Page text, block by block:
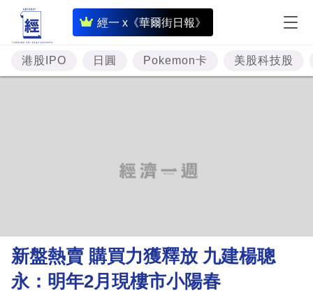
經一 x《華爾街日報》
即
時
財
經
理
財
商
港股IPO 日圓 Pokemon卡 美股科技股
新盤熱賣 購買力獲釋放 九建楊聰
永：明年2月現樓市小陽春